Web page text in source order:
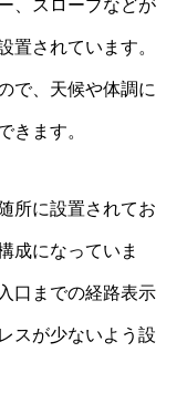
、スロープなどが
置されています。
で、天候や体調に
きます。
所に設置されてお
成になっていま
口までの経路表示
スが少ないよう設